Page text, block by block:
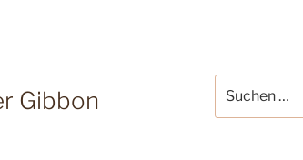
Gibbon
nach: